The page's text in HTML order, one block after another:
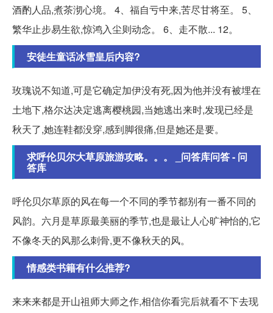
酒酌人品,煮茶沏心境。 4、福自亏中来,苦尽甘将至。 5、
繁华止步易生欲,惊鸿入尘则动念。 6、走不散... 12。
安徒生童话冰雪皇后内容?
玫瑰说不知道,可是它确定加伊没有死,因为他并没有被埋在
土地下,格尔达决定逃离樱桃园,当她逃出来时,发现已经是
秋天了,她连鞋都没穿,感到脚很痛,但是她还是要。
求呼伦贝尔大草原旅游攻略。。。 _问答库问答 - 问
答库
呼伦贝尔草原的风在每一个不同的季节都别有一番不同的
风韵。六月是草原最美丽的季节,也是最让人心旷神怡的,它
不像冬天的风那么刺骨,更不像秋天的风。
情感类书籍有什么推荐?
来来来都是开山祖师大师之作,相信你看完后就看不下去现